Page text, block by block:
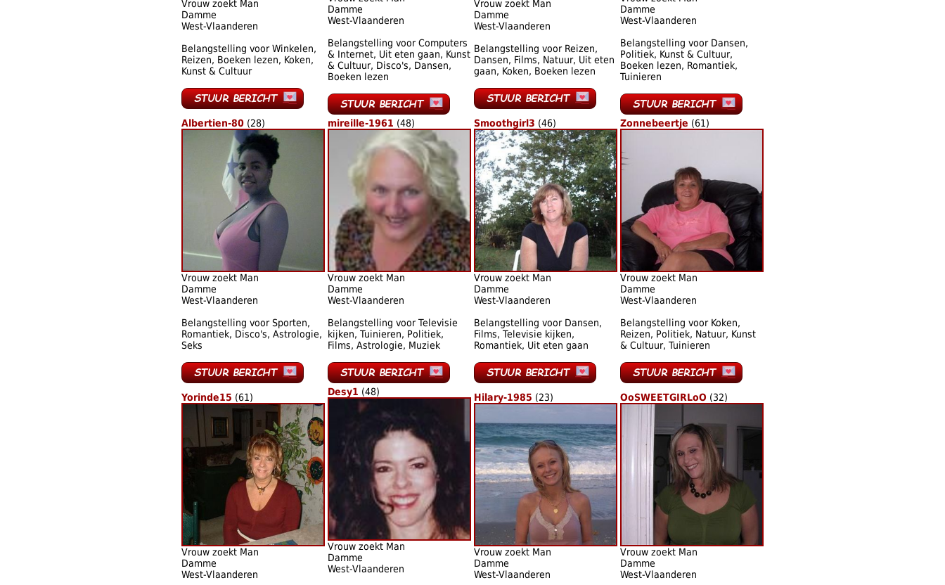
Vrouw zoekt Man
Damme
West-Vlaanderen
Belangstelling voor Winkelen,
Reizen, Boeken lezen, Koken,
Kunst & Cultuur
Damme
West-Vlaanderen
Belangstelling voor Computers
& Internet, Uit eten gaan, Kunst
& Cultuur, Disco's, Dansen,
Boeken lezen
Vrouw zoekt Man
Damme
West-Vlaanderen
Belangstelling voor Reizen,
Dansen, Films, Natuur, Uit eten
gaan, Koken, Boeken lezen
Damme
West-Vlaanderen
Belangstelling voor Dansen,
Politiek, Kunst & Cultuur,
Boeken lezen, Romantiek,
Tuinieren
Albertien-80 (28)
Vrouw zoekt Man
Damme
West-Vlaanderen
Belangstelling voor Sporten,
Romantiek, Disco's, Astrologie,
Seks
mireille-1961 (48)
Vrouw zoekt Man
Damme
West-Vlaanderen
Belangstelling voor Televisie
kijken, Tuinieren, Politiek,
Films, Astrologie, Muziek
Smoothgirl3 (46)
Vrouw zoekt Man
Damme
West-Vlaanderen
Belangstelling voor Dansen,
Films, Televisie kijken,
Romantiek, Uit eten gaan
Zonnebeertje (61)
Vrouw zoekt Man
Damme
West-Vlaanderen
Belangstelling voor Koken,
Reizen, Politiek, Natuur, Kunst
& Cultuur, Tuinieren
Yorinde15 (61)
Vrouw zoekt Man
Damme
West-Vlaanderen
Desy1 (48)
Vrouw zoekt Man
Damme
West-Vlaanderen
Hilary-1985 (23)
Vrouw zoekt Man
Damme
West-Vlaanderen
OoSWEETGIRLoO (32)
Vrouw zoekt Man
Damme
West-Vlaanderen